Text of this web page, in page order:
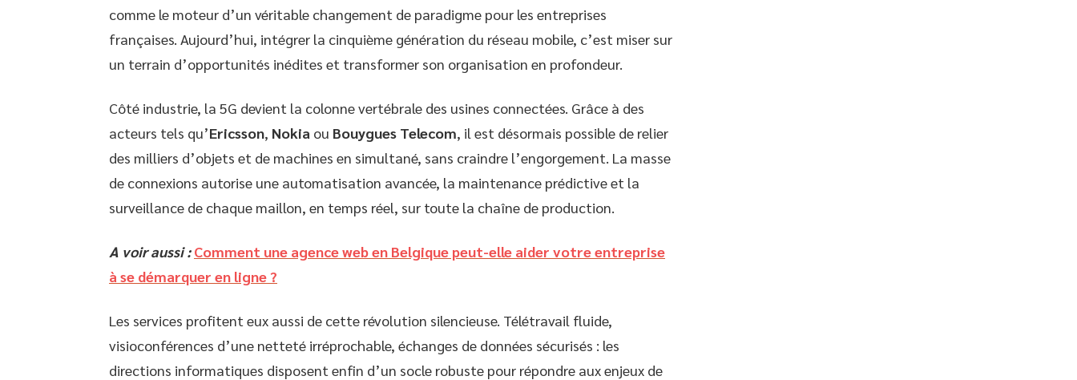
comme le moteur d’un véritable changement de paradigme pour les entreprises
françaises. Aujourd’hui, intégrer la cinquième génération du réseau mobile, c’est miser sur
un terrain d’opportunités inédites et transformer son organisation en profondeur.
Côté industrie, la 5G devient la colonne vertébrale des usines connectées. Grâce à des
acteurs tels qu’Ericsson, Nokia ou Bouygues Telecom, il est désormais possible de relier
des milliers d’objets et de machines en simultané, sans craindre l’engorgement. La masse
de connexions autorise une automatisation avancée, la maintenance prédictive et la
surveillance de chaque maillon, en temps réel, sur toute la chaîne de production.
A voir aussi : Comment une agence web en Belgique peut-elle aider votre entreprise
à se démarquer en ligne ?
Les services profitent eux aussi de cette révolution silencieuse. Télétravail fluide,
visioconférences d’une netteté irréprochable, échanges de données sécurisés : les
directions informatiques disposent enfin d’un socle robuste pour répondre aux enjeux de